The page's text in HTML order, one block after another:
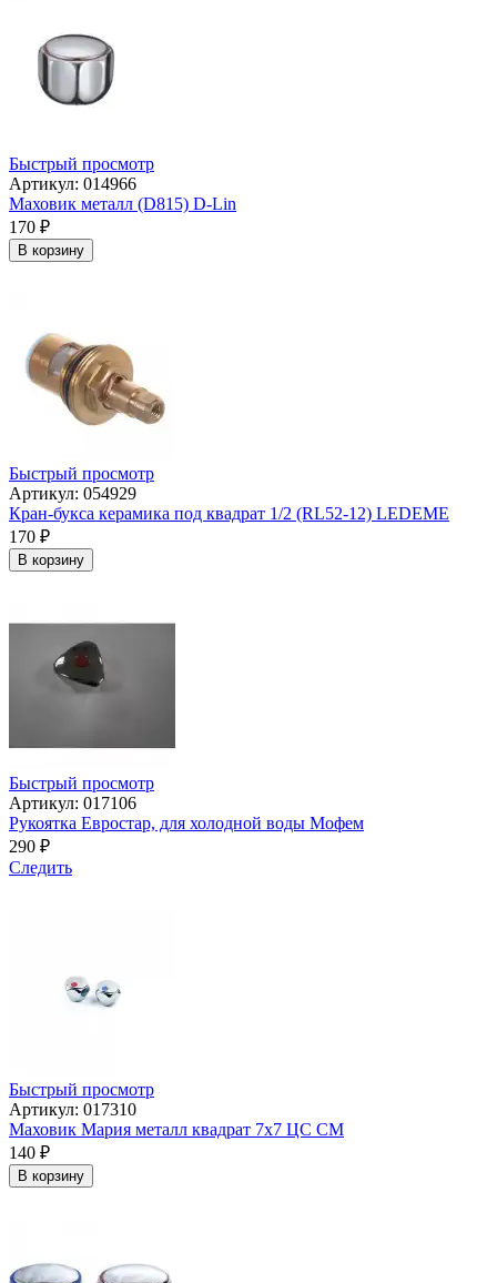
Быстрый просмотр
Артикул: 014966
Маховик металл (D815) D-Lin
170 ₽
В корзину
Быстрый просмотр
Артикул: 054929
Кран-букса керамика под квадрат 1/2 (RL52-12) LEDEME
170 ₽
В корзину
Быстрый просмотр
Артикул: 017106
Рукоятка Евростар, для холодной воды Мофем
290 ₽
Следить
Быстрый просмотр
Артикул: 017310
Маховик Мария металл квадрат 7х7 ЦС СМ
140 ₽
В корзину